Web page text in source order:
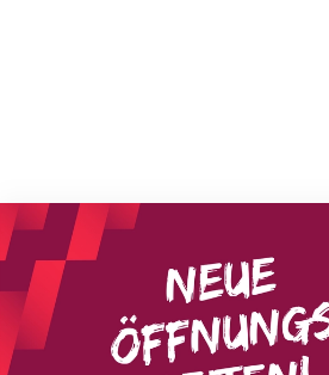
Neue Empfangszeiten ab 1.